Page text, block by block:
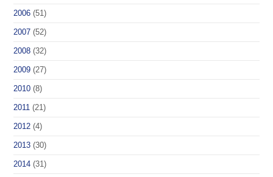
2006 (51)
2007 (52)
2008 (32)
2009 (27)
2010 (8)
2011 (21)
2012 (4)
2013 (30)
2014 (31)